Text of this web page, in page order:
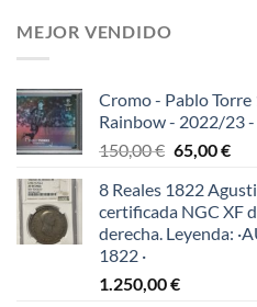
MEJOR VENDIDO
Cromo - Pablo
Rainbow - 2022/23 -
150,00€ El
original
era:
150,00 €.
65,00€El
es:
8 Reales 1822
certificada NGC XF
derecha. Leyenda:
1822 ·
1.250,00€